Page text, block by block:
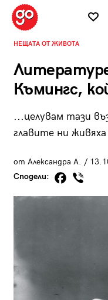
НЕЩАТА ОТ ЖИВОТА
Къмингс,
...целувам тази
главите ни
от Александра А. /
Сподели: